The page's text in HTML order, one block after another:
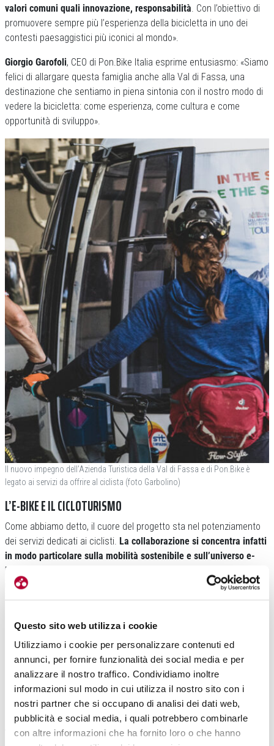
Questo sito web utilizza i cookie
Utilizziamo i cookie per personalizzare contenuti ed
annunci, per fornire funzionalità dei social media e per
analizzare il nostro traffico. Condividiamo inoltre
informazioni sul modo in cui utilizza il nostro sito con i
nostri partner che si occupano di analisi dei dati web,
pubblicità e social media, i quali potrebbero combinarle
con altre informazioni che ha fornito loro o che hanno
valori comuni quali innovazione, responsabilità. Con l’obiettivo di
promuovere sempre più l’esperienza della bicicletta in uno dei
contesti paesaggistici più iconici al mondo».
Giorgio Garofoli, CEO di Pon.Bike Italia esprime entusiasmo: «Siamo
felici di allargare questa famiglia anche alla Val di Fassa, una
destinazione che sentiamo in piena sintonia con il nostro modo di
vedere la bicicletta: come esperienza, come cultura e come
opportunità di sviluppo».
Il nuovo impegno dell’Azienda Turistica della Val di Fassa e di Pon.Bike è
legato ai servizi da offrire al ciclista (foto Garbolino)
L’E-BIKE E IL CICLOTURISMO
Come abbiamo detto, il cuore del progetto sta nel potenziamento
dei servizi dedicati ai ciclisti. La collaborazione si concentra infatti
in modo particolare sulla mobilità sostenibile e sull’universo e-
bike, settore che sta crescendo sempre di più nel corso di questi
ultimi anni.
Aumenterà poi di conseguenza anche la qualità della
rete di noleggi, officine e strutture ricettive locali: che beneficerà di
Verranno create anche nuove stazioni di ricarica per biciclette